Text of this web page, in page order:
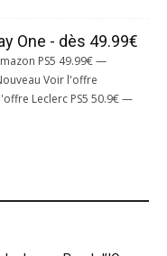
One - dès 49.99€
PS5 49.99€ —
Voir l'offre
Leclerc PS5 50.9€ —